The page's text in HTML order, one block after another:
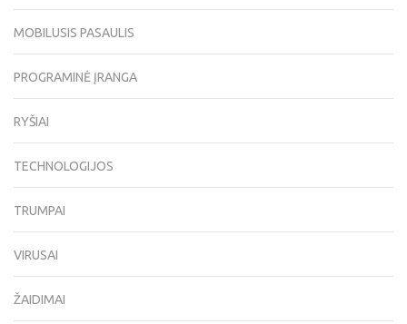
MOBILUSIS PASAULIS
PROGRAMINĖ ĮRANGA
RYŠIAI
TECHNOLOGIJOS
TRUMPAI
VIRUSAI
ŽAIDIMAI